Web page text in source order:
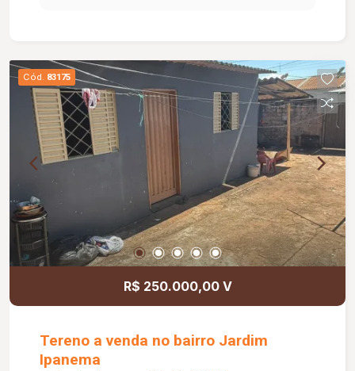
Cód. 83175
R$ 250.000,00 V
Tereno a venda no bairro Jardim
Ipanema